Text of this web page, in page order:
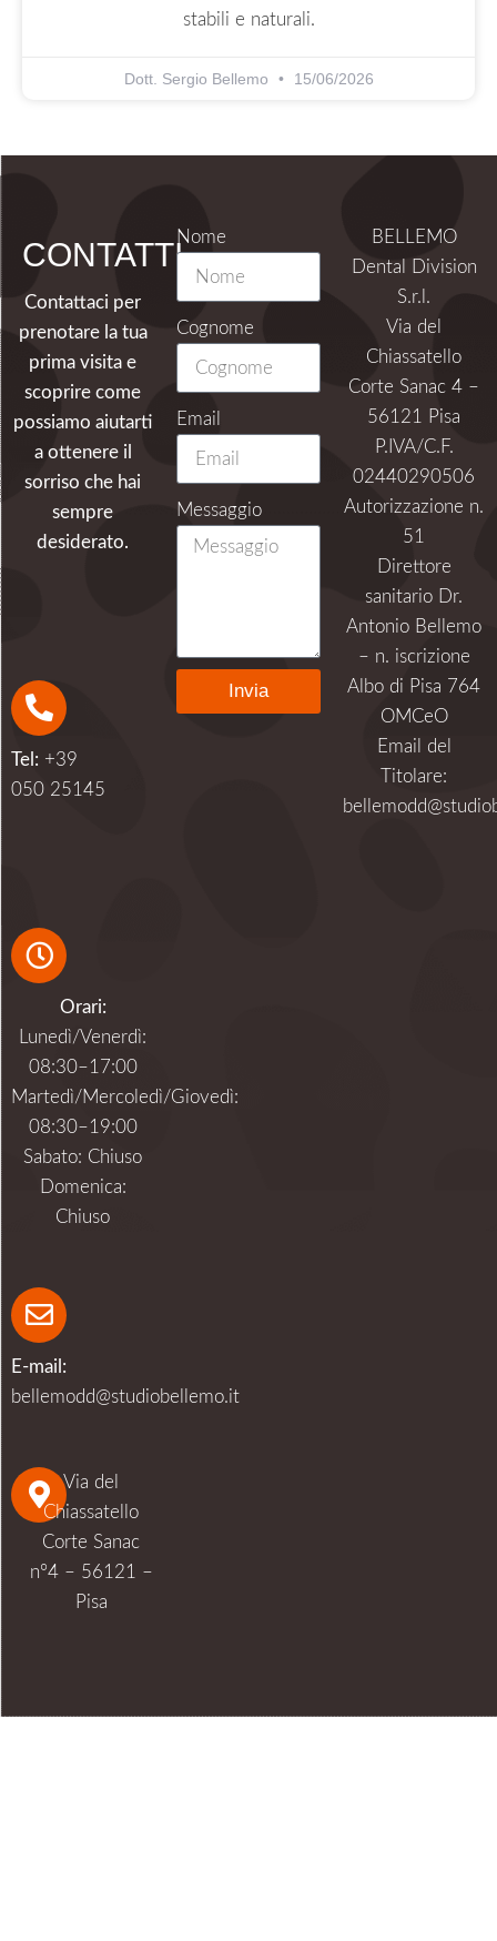
stabili e naturali.
Dott. Sergio Bellemo 15/06/2026
CONTATTI
Contattaci per
prenotare la tua
prima visita e
scoprire come
possiamo aiutarti
a ottenere il
sorriso che hai
sempre
desiderato.
Tel: +39
050 25145
Orari:
Lunedì/Venerdì:
08:30–17:00
Martedì/Mercoledì/Giovedì:
08:30–19:00
Sabato: Chiuso
Domenica:
Chiuso
E-mail:
bellemodd@studiobellemo.it
Via del
Chiassatello
Corte Sanac
n°4 – 56121 –
Pisa
Nome
Cognome
Email
Messaggio
Invia
BELLEMO
Dental Division
S.r.l.
Via del
Chiassatello
Corte Sanac 4 –
56121 Pisa
P.IVA/C.F.
02440290506
Autorizzazione n.
51
Direttore
sanitario Dr.
Antonio Bellemo
– n. iscrizione
Albo di Pisa 764
OMCeO
Email del
Titolare: